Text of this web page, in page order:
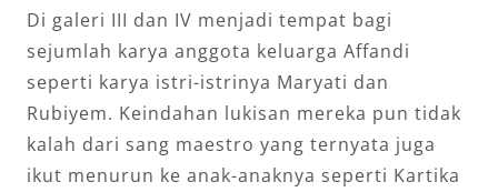
Di galeri III dan IV menjadi tempat bagi
sejumlah karya anggota keluarga Affandi
seperti karya istri-istrinya Maryati dan
Rubiyem. Keindahan lukisan mereka pun tidak
kalah dari sang maestro yang ternyata juga
ikut menurun ke anak-anaknya seperti Kartika